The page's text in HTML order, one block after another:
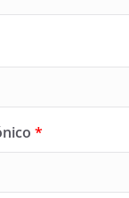
*